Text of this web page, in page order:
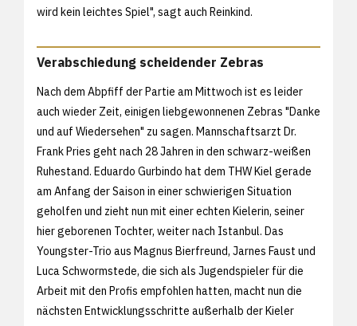
wird kein leichtes Spiel", sagt auch Reinkind.
Verabschiedung scheidender Zebras
Nach dem Abpfiff der Partie am Mittwoch ist es leider
auch wieder Zeit, einigen liebgewonnenen Zebras "Danke
und auf Wiedersehen" zu sagen. Mannschaftsarzt Dr.
Frank Pries geht nach 28 Jahren in den schwarz-weißen
Ruhestand. Eduardo Gurbindo hat dem THW Kiel gerade
am Anfang der Saison in einer schwierigen Situation
geholfen und zieht nun mit einer echten Kielerin, seiner
hier geborenen Tochter, weiter nach Istanbul. Das
Youngster-Trio aus Magnus Bierfreund, Jarnes Faust und
Luca Schwormstede, die sich als Jugendspieler für die
Arbeit mit den Profis empfohlen hatten, macht nun die
nächsten Entwicklungsschritte außerhalb der Kieler